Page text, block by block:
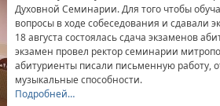
Духовной Семинарии. Для того чтобы
вопросы в ходе собеседования и сдавали
18 августа состоялась сдача экзаменов
экзамен провел ректор семинарии
абитуриенты писали письменную работу,
музыкальные способности.
Подробней…